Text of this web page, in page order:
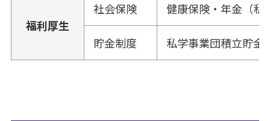
福利厚生
社会保険 健康保険・年金（私
貯金制度 私学事業団積立貯金